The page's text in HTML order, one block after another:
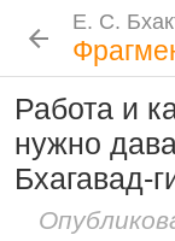
Е. С. Бхакти
Лекции
Новые
Резкие
Е. С.
Работа и
нужно
Бхагавад-
Е. С. Бхакти
Цитаты
Шри
6 августа
Е. С. Бхакти
Фотоальбом
Шрила
Биография
Лекции и
Бхакти
Скачать